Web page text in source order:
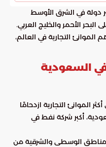
دولة في الشرق الأوسط
الأحمر والخليج العربي.
التجارية في العالم،
في السعودية
الموانئ التجارية ازدحامًا
أكبر شركة نفط في
الوسطى والشرقية من